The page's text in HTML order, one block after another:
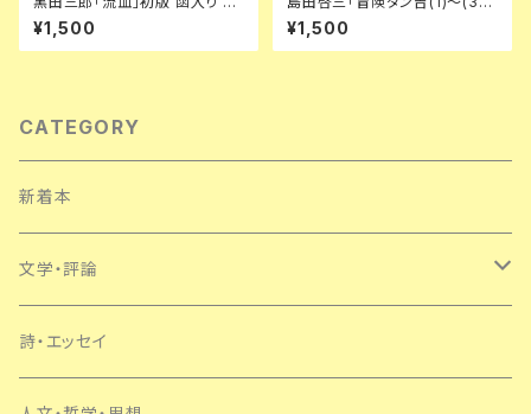
付き 付録付き 思潮社
¥1,500
セット」全初版 解説:手塚治虫 講
談社 少年倶楽部文庫
¥1,500
CATEGORY
新着本
文学・評論
日本
詩・エッセイ